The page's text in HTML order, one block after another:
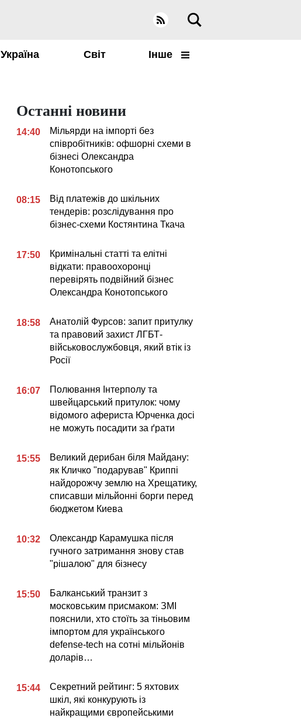
Україна Світ Інше
Останні новини
14:40
Мільярди на імпорті без
співробітників: офшорні схеми в
бізнесі Олександра
Конотопського
08:15
Від платежів до шкільних
тендерів: розслідування про
бізнес-схеми Костянтина Ткача
17:50
Кримінальні статті та елітні
відкати: правоохоронці
перевірять подвійний бізнес
Олександра Конотопського
18:58
Анатолій Фурсов: запит притулку
та правовий захист ЛГБТ-
військовослужбовця, який втік із
Росії
16:07
Полювання Інтерполу та
швейцарський притулок: чому
відомого афериста Юрченка досі
не можуть посадити за ґрати
15:55
Великий дерибан біля Майдану:
як Кличко "подарував" Криппі
найдорожчу землю на Хрещатику,
списавши мільйонні борги перед
бюджетом Киева
10:32
Олександр Карамушка після
гучного затримання знову став
"рішалою" для бізнесу
15:50
Балканський транзит з
московським присмаком: ЗМІ
пояснили, хто стоїть за тіньовим
імпортом для українського
defense-tech на сотні мільйонів
доларів…
15:44
Секретний рейтинг: 5 яхтових
шкіл, які конкурують із
найкращими європейськими